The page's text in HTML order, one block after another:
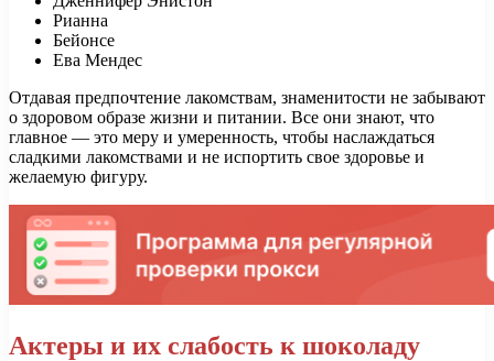
Рианна
Бейонсе
Ева Мендес
Отдавая предпочтение лакомствам, знаменитости не забывают
о здоровом образе жизни и питании. Все они знают, что
главное — это меру и умеренность, чтобы наслаждаться
сладкими лакомствами и не испортить свое здоровье и
желаемую фигуру.
Актеры и их слабость к шоколаду